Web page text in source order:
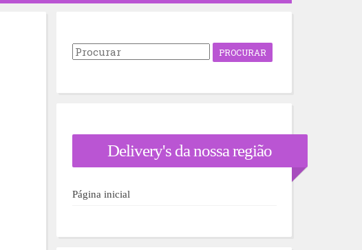
P
r
r
Delivery's da nossa região
Página inicial